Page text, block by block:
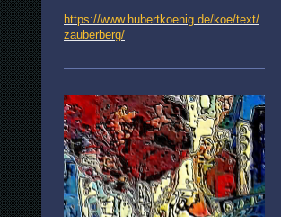
https://www.hubertkoenig.de/koe/text/
zauberberg/